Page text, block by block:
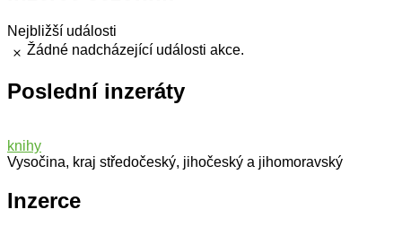
Nejbližší události
Notice
Žádné nadcházející události akce.
Poslední inzeráty
knihy
Vysočina, kraj středočeský, jihočeský a jihomoravský
Inzerce